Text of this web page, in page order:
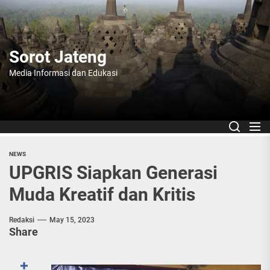
Skip
to
the
content
Sorot Jateng
Media Informasi dan Edukasi
NEWS
UPGRIS Siapkan Generasi
Muda Kreatif dan Kritis
Redaksi May 15, 2023
Share